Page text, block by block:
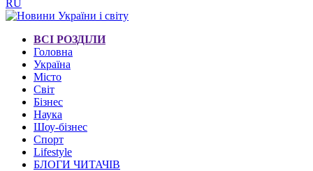
RU
ВСІ РОЗДІЛИ
Головна
Україна
Місто
Світ
Бізнес
Наука
Шоу-бізнес
Спорт
Lifestyle
БЛОГИ ЧИТАЧІВ